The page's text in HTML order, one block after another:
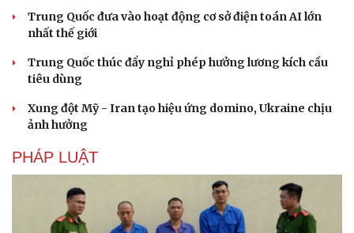
Sân khấu - Điện ảnh
Văn học
Di sản
Nghệ sĩ
Trung Quốc đưa vào hoạt động cơ sở điện toán AI lớn
nhất thế giới
Trung Quốc thúc đẩy nghỉ phép hưởng lương kích cầu
tiêu dùng
Xung đột Mỹ - Iran tạo hiệu ứng domino, Ukraine chịu
ảnh hưởng
PHÁP LUẬT